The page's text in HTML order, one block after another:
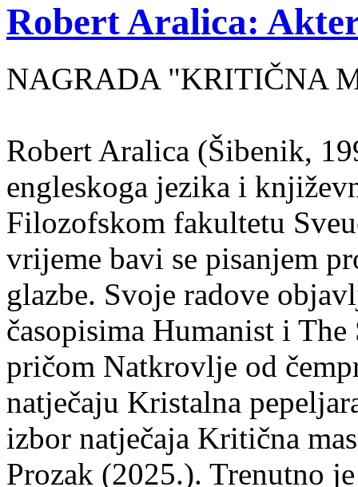
Robert Aralica:
NAGRADA "KRITIČNA
Robert Aralica (Šibenik,
engleskoga jezika i
Filozofskom fakultetu
vrijeme bavi se pisanjem
glazbe. Svoje radove
časopisima Humanist i
pričom Natkrovlje od
natječaju Kristalna
izbor natječaja Kritična
Prozak (2025.). Trenutno